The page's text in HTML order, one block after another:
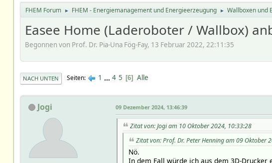
FHEM Forum ► FHEM - Energiemanagement und Energieerzeugung ► Wallboxen und
Easee Home (Laderoboter / Wallbox)
Begonnen von Prof. Dr. Pia-Una Fög-Fay, 13 Februar 2022, 22:11:35
NACH UNTEN Seiten 1 ... 4 5 6 Alle
Jogi 09 Dezember 2024, 13:46:39
Zitat von: Jogi am 10 Oktober 2024, 10:33:28
Zitat von: Prof. Dr. Peter Henning am 09 Oktober
Nö.
In dem Fall würde ich aus dem 3D-